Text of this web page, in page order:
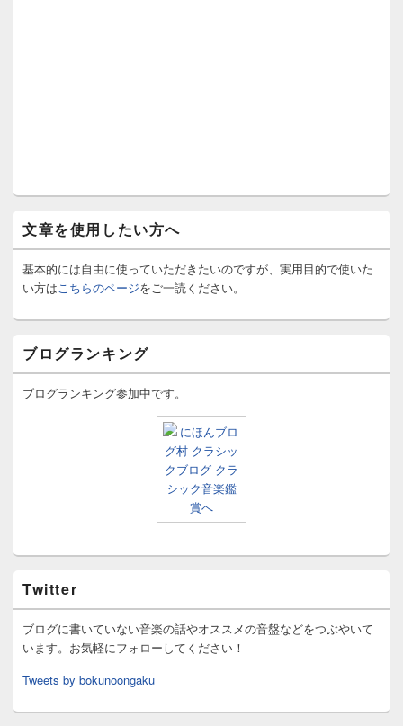
文章を使用したい方へ
基本的には自由に使っていただきたいのですが、実用目的で使いた
い方はこちらのページをご一読ください。
ブログランキング
ブログランキング参加中です。
Twitter
ブログに書いていない音楽の話やオススメの音盤などをつぶやいて
います。お気軽にフォローしてください！
Tweets by bokunoongaku